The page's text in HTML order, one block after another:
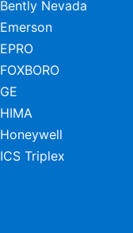
Bently Nevada
Emerson
EPRO
FOXBORO
GE
HIMA
Honeywell
ICS Triplex